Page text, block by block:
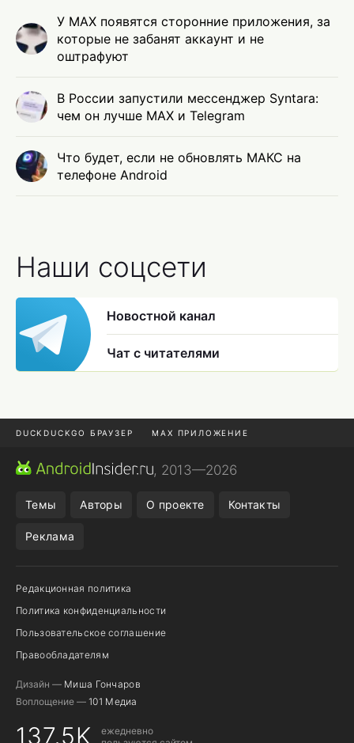
У MAX появятся сторонние приложения, за
которые не забанят аккаунт и не
оштрафуют
В России запустили мессенджер Syntara:
чем он лучше MAX и Telegram
Что будет, если не обновлять МАКС на
телефоне Android
Наши соцсети
Новостной канал
Чат с читателями
DUCKDUCKGO БРАУЗЕР MAX ПРИЛОЖЕНИЕ
ПРИЛОЖЕНИЯ ANDROID
, 2013—2026
Темы Авторы О проекте Контакты
Реклама
Редакционная политика
Политика конфиденциальности
Пользовательское соглашение
Правообладателям
Дизайн — Миша Гончаров
Воплощение — 101 Медиа
137,5K
ежедневно